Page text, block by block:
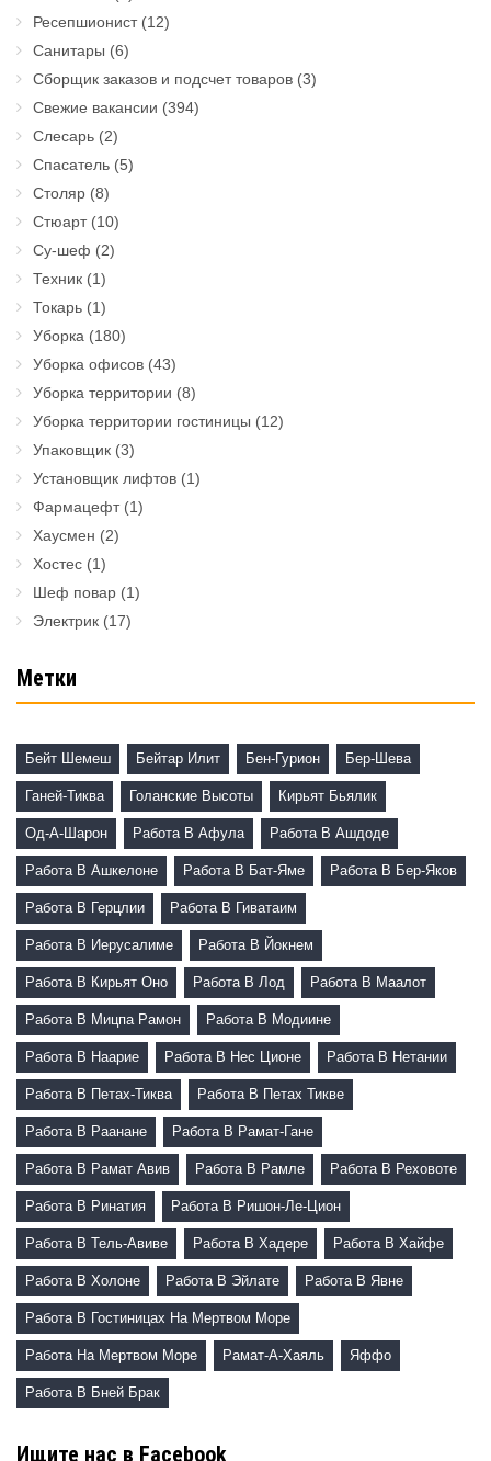
Ресепшионист(12)
Санитары (6)
Сборщик заказов и подсчет товаров (3)
Свежие вакансии (394)
Слесарь (2)
Спасатель (5)
Столяр (8)
Стюарт(10)
Су-шеф (2)
Техник (1)
Токарь (1)
Уборка (180)
Уборка офисов (43)
Уборка территории (8)
Уборка территории гостиницы (12)
Упаковщик (3)
Установщик лифтов (1)
Фармацефт(1)
Хаусмен (2)
Хостес (1)
Шеф повар (1)
Электрик (17)
Метки
Бейт Шемеш Бейтар Илит Бен-Гурион Бер-Шева
Ганей-Тиква Голанские Высоты Кирьят Бьялик
Од-А-Шарон Работа В Афула Работа В Ашдоде
Работа В Ашкелоне Работа В Бат-Яме Работа В Бер-Яков
Работа В Герцлии Работа В Гиватаим
Работа В Иерусалиме Работа В Йокнем
Работа В Кирьят Оно Работа В Лод Работа В Маалот
Работа В Мицпа Рамон Работа В Модиине
Работа В Наарие Работа В Нес Ционе Работа В Нетании
Работа В Петах-Тиква Работа В Петах Тикве
Работа В Раанане Работа В Рамат-Гане
Работа В Рамат Авив Работа В Рамле Работа В Реховоте
Работа В Ринатия Работа В Ришон-Ле-Цион
Работа В Тель-Авиве Работа В Хадере Работа В Хайфе
Работа В Холоне Работа В Эйлате Работа В Явне
Работа В Гостиницах На Мертвом Море
Работа На Мертвом Море Рамат-А-Хаяль Яффо
Работа В Бней Брак
Ищите нас в Facebook